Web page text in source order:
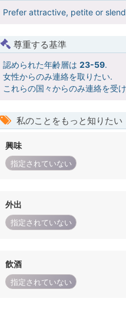
Prefer attractive, petite or
尊重する基準
認められた年齢層は 23-59.
女性からのみ連絡を取りたい.
これらの国々からのみ連絡を受
私のことをもっと知りたい
興味
指定されていない
外出
指定されていない
飲酒
指定されていない